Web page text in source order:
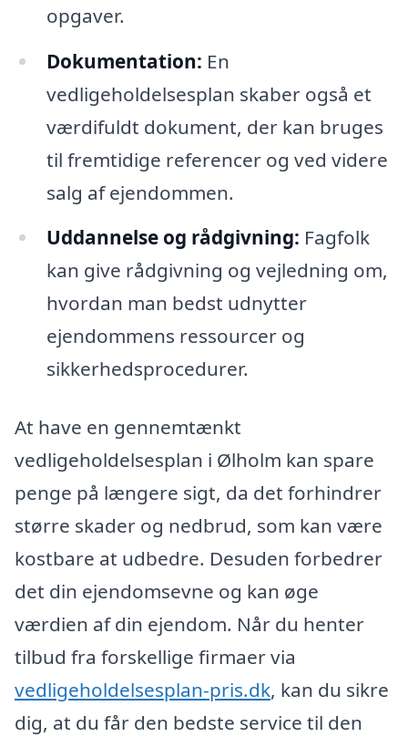
opgaver.
Dokumentation: En
vedligeholdelsesplan skaber også et
værdifuldt dokument, der kan bruges
til fremtidige referencer og ved videre
salg af ejendommen.
Uddannelse og rådgivning: Fagfolk
kan give rådgivning og vejledning om,
hvordan man bedst udnytter
ejendommens ressourcer og
sikkerhedsprocedurer.
At have en gennemtænkt
vedligeholdelsesplan i Ølholm kan spare
penge på længere sigt, da det forhindrer
større skader og nedbrud, som kan være
kostbare at udbedre. Desuden forbedrer
det din ejendomsevne og kan øge
værdien af din ejendom. Når du henter
tilbud fra forskellige firmaer via
vedligeholdelsesplan-pris.dk, kan du sikre
dig, at du får den bedste service til den